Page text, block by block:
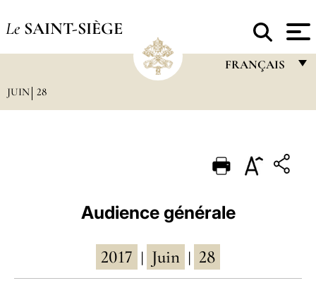
Le SAINT-SIÈGE
FRANÇAIS
PORTUGUÊS
ESPAÑOL
JUIN 28
Audience générale
2017 Juin 28